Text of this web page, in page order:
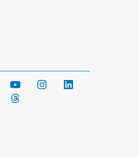
YouTube Instagram
WhatsApp